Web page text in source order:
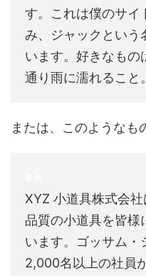
す。これは僕のサイ
み、ジャックという
います。好きなもの
通り雨に濡れること。
または、このようなも
XYZ 小道具株式会
品質の小道具を皆様
います。ゴッサム・
2,000名以上の社員